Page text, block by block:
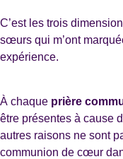
C’est les trois
sœurs qui m’ont
expérience.
À chaque prière
être présentes à cause
autres raisons ne sont
communion de cœur